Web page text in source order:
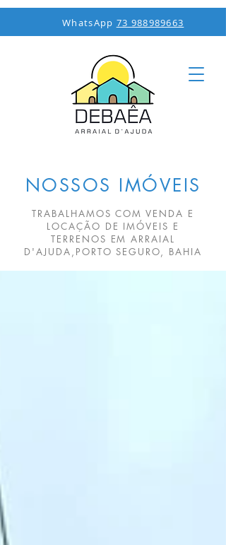
WhatsApp 73 988989663
NOSSOS IMÓVEIS
TRABALHAMOS COM VENDA E
LOCAÇÃO DE IMÓVEIS E
TERRENOS EM ARRAIAL
D'AJUDA,PORTO SEGURO, BAHIA